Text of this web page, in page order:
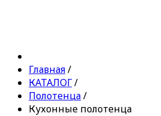
Главная/
КАТАЛОГ/
Полотенца/
Кухонные полотенца